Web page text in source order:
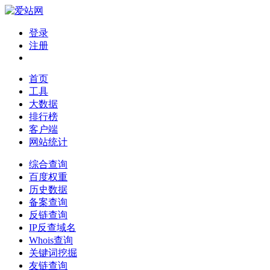
登录
注册
首页
工具
大数据
排行榜
客户端
网站统计
综合查询
百度权重
历史数据
备案查询
反链查询
IP反查域名
Whois查询
关键词挖掘
友链查询